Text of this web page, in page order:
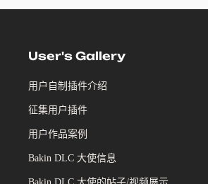
User's Gallery
用户自制插件介绍
征集用户插件
用户作品案例
Bakin DLC 大使信息